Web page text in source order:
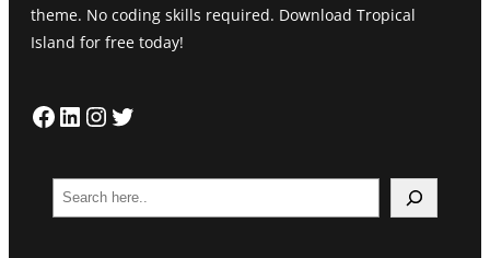
theme. No coding skills required. Download Tropical
Island for free today!
Facebook LinkedIn InstagramTwitter
e